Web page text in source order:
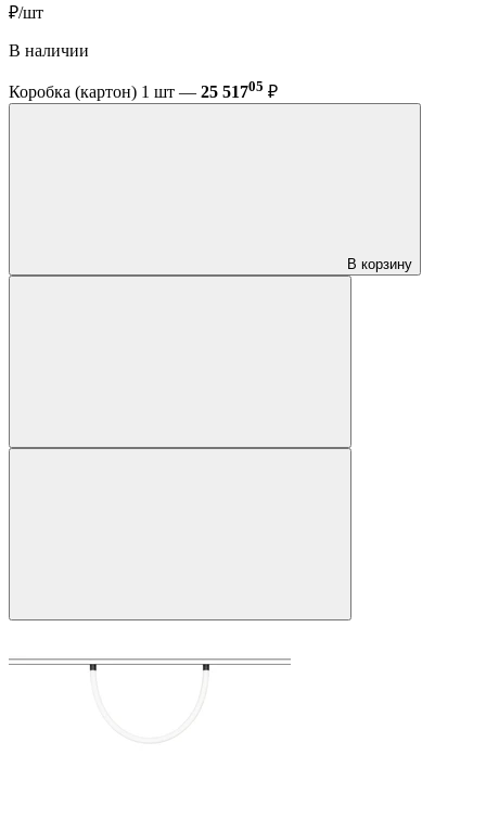
₽/шт
В наличии
Коробка (картон) 1 шт — 25 51705 ₽
В корзину